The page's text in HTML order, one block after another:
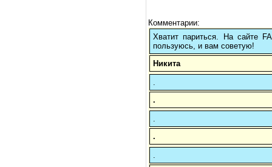
Комментарии:
Хватит париться. На сайте
пользуюсь, и вам советую!
Никита
.
.